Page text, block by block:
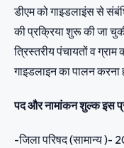
डीएम को गाइडलाइंस से
की प्रक्रिया शुरू की जा
त्रिस्तरीय पंचायतों व
गाइडलाइन का पालन करना
पद और नामांकन शुल्क इस
-जिला परिषद (सामान्य )-